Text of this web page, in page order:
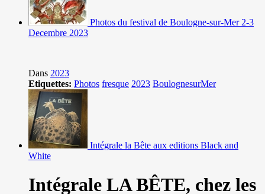
Photos du festival de Boulogne-sur-Mer 2-3
Decembre 2023
Dans 2023
Etiquettes: Photos fresque 2023 BoulognesurMer
Intégrale la Bête aux editions Black and
White
Intégrale LA BÊTE, chez les